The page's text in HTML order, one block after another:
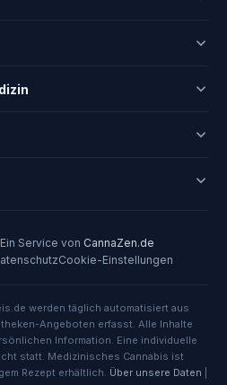
Ein Service von CannaZen.de
Cookie-Einstellungen
werden täglich automatisiert aus
Angeboten erfasst. Alle Inhalte
Information. Eine individuelle
statt. Medizinisches Cannabis ist
Rezept erhältlich. Über unsere Daten